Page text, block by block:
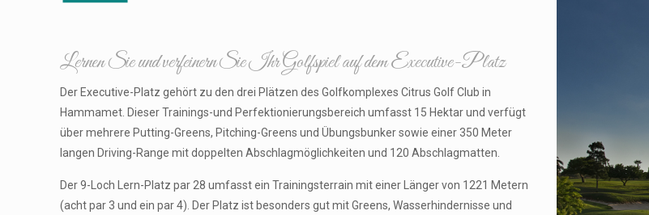
Lernen Sie und verfeinern Sie Ihr Golfspiel auf dem Executive-Platz
Der Executive-Platz gehört zu den drei Plätzen des Golfkomplexes Citrus Golf Club in
Hammamet. Dieser Trainings-und Perfektionierungsbereich umfasst 15 Hektar und verfügt
über mehrere Putting-Greens, Pitching-Greens und Übungsbunker sowie einer 350 Meter
langen Driving-Range mit doppelten Abschlagmöglichkeiten und 120 Abschlagmatten.
Der 9-Loch Lern-Platz par 28 umfasst ein Trainingsterrain mit einer Länger von 1221 Metern
(acht par 3 und ein par 4). Der Platz ist besonders gut mit Greens, Wasserhindernisse und